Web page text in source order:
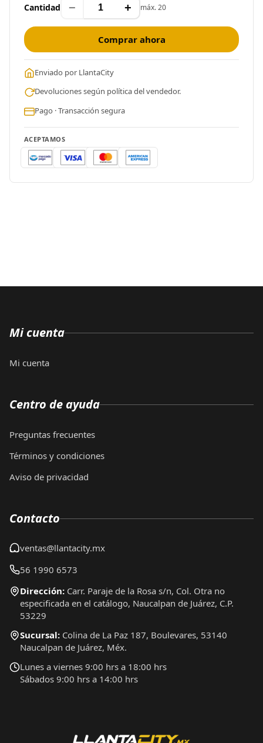
Cantidad − + máx. 20
Comprar ahora
Enviado por LlantaCity
Devoluciones según política del vendedor.
Pago · Transacción segura
ACEPTAMOS
Mi cuenta
Mi cuenta
Centro de ayuda
Preguntas frecuentes
Términos y condiciones
Aviso de privacidad
Contacto
ventas@llantacity.mx
56 1990 6573
Dirección: Carr. Paraje de la Rosa s/n, Col. Otra no
especificada en el catálogo, Naucalpan de Juárez, C.P.
53229
Sucursal: Colina de La Paz 187, Boulevares, 53140
Naucalpan de Juárez, Méx.
Lunes a viernes 9:00 hrs a 18:00 hrs
Sábados 9:00 hrs a 14:00 hrs